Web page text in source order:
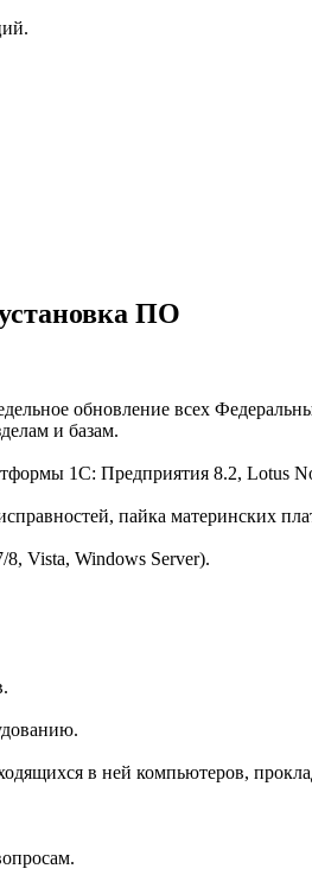
ПО
обновление всех
и базам.
1C: Предприятия 8.2, Lotus
пайка материнских
Vista, Windows Server).
в ней компьютеров,